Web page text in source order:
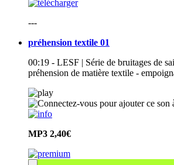
---
préhension textile 01
00:19 - LESF | Série de bruitages de
préhension de matière textile -
MP3 2,40€